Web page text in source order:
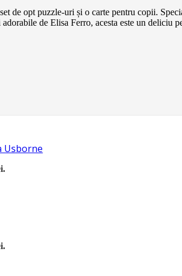
de opt puzzle-uri și o carte pentru copii.
de Elisa Ferro, acesta este un deliciu
Usborne